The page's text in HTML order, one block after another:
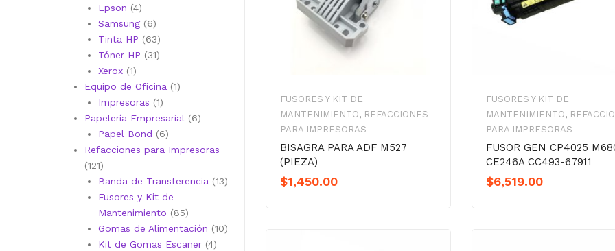
FUSORES Y KIT DE
MANTENIMIENTO, REFACCIONES
PARA IMPRESORAS
BISAGRA PARA ADF M527
(PIEZA)
$1,450.00
FUSORES Y KIT DE
MANTENIMIENTO,
PARA IMPRESORAS
FUSOR GEN CP4025
CE246A CC493-67911
$6,519.00
Epson 44
productos
Samsung 66
productos
Tinta HP 6363
productos
Tóner HP 3131
Xerox 11
producto
Equipo de Oficina 11
Impresoras 11
producto
Papelería Empresarial 66
Papel Bond 66
productos
Refacciones para Impresoras
121121
productos
Banda de Transferencia 1313
Fusores y Kit de
Mantenimiento
8585
productos
Gomas de Alimentación 1010
Kit de Gomas Escaner 44